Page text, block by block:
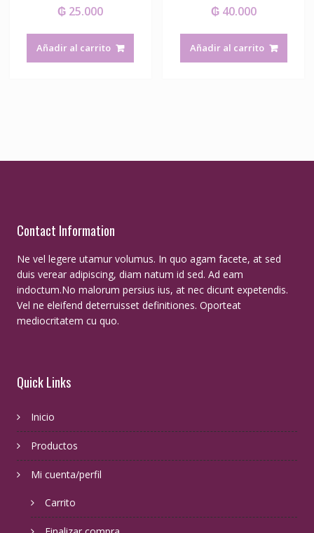
₲ 25.000
Añadir al carrito
₲40.000
Añadir al carrito
Contact Information
Ne vel legere utamur volumus. In quo agam facete, at sed
duis verear adipiscing, diam natum id sed. Ad eam
indoctum.No malorum persius ius, at nec dicunt expetendis.
Vel ne eleifend deterruisset definitiones. Oporteat
mediocritatem cu quo.
Quick Links
Inicio
Productos
Mi cuenta/perfil
Carrito